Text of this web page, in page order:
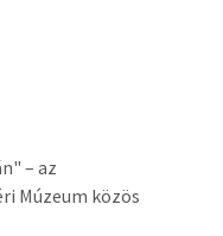
– az
Múzeum közös